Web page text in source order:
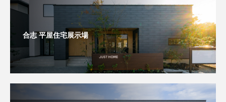
合志 平屋住宅展示場